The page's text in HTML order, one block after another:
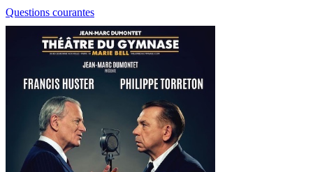
Questions courantes